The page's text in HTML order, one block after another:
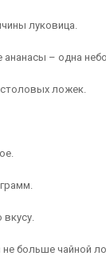
луковица.
– одна
ложек.
не больше чайной